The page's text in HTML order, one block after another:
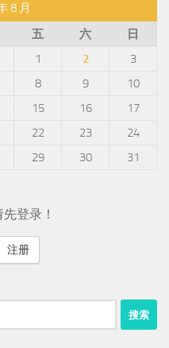
8 月
五 六
日
1
2
3
8 9
10
15 16
17
22 23
24
29 30
31
登录！
注册